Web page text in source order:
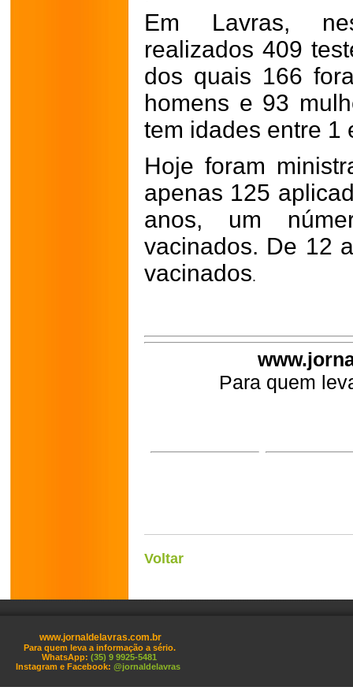
Em Lavras,
realizados 409
dos quais 166
homens e 93
tem idades entre 1
Hoje foram
apenas 125
anos, um
vacinados. De 12
vacinados.
Para quem
Voltar
www.jornaldelavras.com.br
Para quem leva a informação a sério.
WhatsApp: (35) 9 9925-5481
Instagram e Facebook: @jornaldelavras